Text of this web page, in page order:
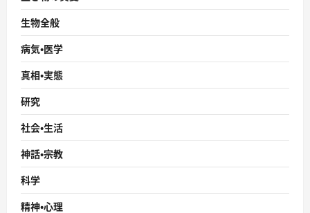
生物全般
病気・医学
真相・実態
研究
社会・生活
神話・宗教
科学
精神・心理